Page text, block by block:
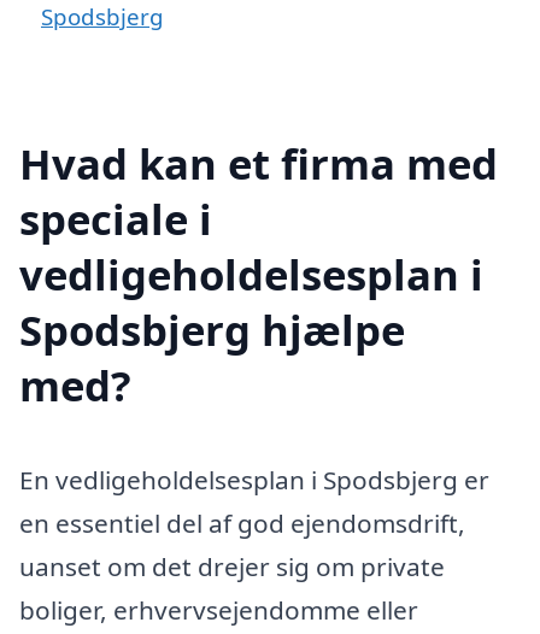
Spodsbjerg
Hvad kan et firma med
speciale i
vedligeholdelsesplan i
Spodsbjerg hjælpe
med?
En vedligeholdelsesplan i Spodsbjerg er
en essentiel del af god ejendomsdrift,
uanset om det drejer sig om private
boliger, erhvervsejendomme eller